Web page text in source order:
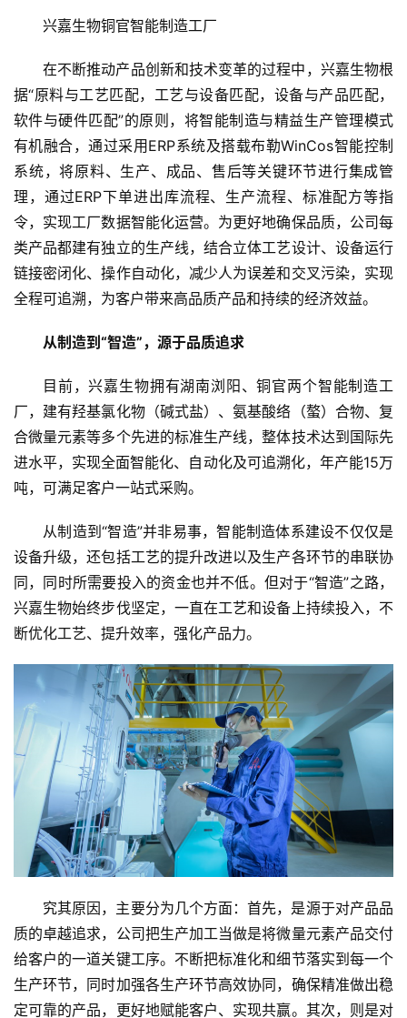
兴嘉生物铜官智能制造工厂
在不断推动产品创新和技术变革的过程中，兴嘉生物根
据“原料与工艺匹配，工艺与设备匹配，设备与产品匹配，
软件与硬件匹配”的原则，将智能制造与精益生产管理模式
有机融合，通过采用ERP系统及搭载布勒WinCos智能控制
系统，将原料、生产、成品、售后等关键环节进行集成管
理，通过ERP下单进出库流程、生产流程、标准配方等指
令，实现工厂数据智能化运营。为更好地确保品质，公司每
类产品都建有独立的生产线，结合立体工艺设计、设备运行
链接密闭化、操作自动化，减少人为误差和交叉污染，实现
全程可追溯，为客户带来高品质产品和持续的经济效益。
从制造到“智造”，源于品质追求
目前，兴嘉生物拥有湖南浏阳、铜官两个智能制造工
厂，建有羟基氯化物（碱式盐）、氨基酸络（螯）合物、复
合微量元素等多个先进的标准生产线，整体技术达到国际先
进水平，实现全面智能化、自动化及可追溯化，年产能15万
吨，可满足客户一站式采购。
从制造到“智造”并非易事，智能制造体系建设不仅仅是
设备升级，还包括工艺的提升改进以及生产各环节的串联协
同，同时所需要投入的资金也并不低。但对于“智造”之路，
兴嘉生物始终步伐坚定，一直在工艺和设备上持续投入，不
断优化工艺、提升效率，强化产品力。
究其原因，主要分为几个方面：首先，是源于对产品品
质的卓越追求，公司把生产加工当做是将微量元素产品交付
给客户的一道关键工序。不断把标准化和细节落实到每一个
生产环节，同时加强各生产环节高效协同，确保精准做出稳
定可靠的产品，更好地赋能客户、实现共赢。其次，则是对